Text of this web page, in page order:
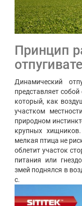
Принцип
Динамический
представляет
который, как
участком
природном
крупных
мелкая птица не
облетит участок
питания или
змей поднялся в
с.